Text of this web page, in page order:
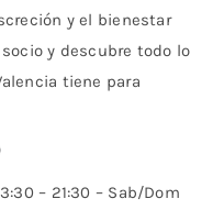
y el bienestar
y descubre todo lo
tiene para
– 21:30 – Sab/Dom